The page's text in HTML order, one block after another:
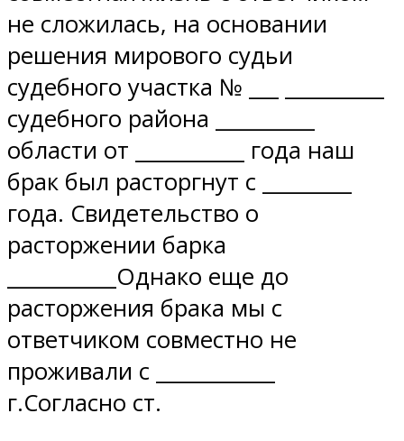
не сложилась, на основании
решения мирового судьи
судебного участка № ___ __________
судебного района __________
области от ___________ года наш
брак был расторгнут с _________
года. Свидетельство о
расторжении барка
___________Однако еще до
расторжения брака мы с
ответчиком совместно не
проживали с ____________
г.Согласно ст.